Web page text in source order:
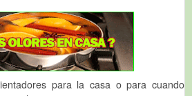
para la casa o para cuando